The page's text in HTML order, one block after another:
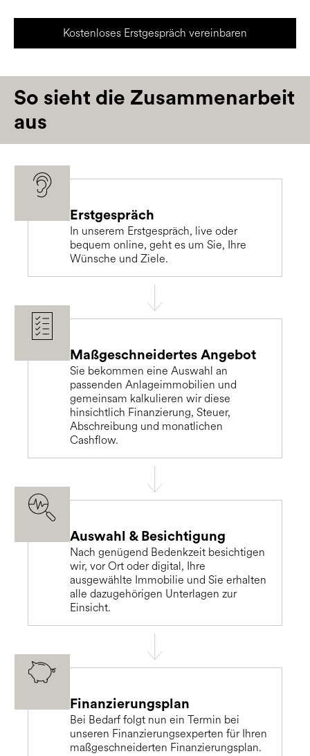
Kostenloses Erstgespräch vereinbaren
So sieht die Zusammenarbeit
aus
Erstgespräch
In unserem Erstgespräch, live oder
bequem online, geht es um Sie, Ihre
Wünsche und Ziele.
Maßgeschneidertes Angebot
Sie bekommen eine Auswahl an
passenden Anlageimmobilien und
gemeinsam kalkulieren wir diese
hinsichtlich Finanzierung, Steuer,
Abschreibung und monatlichen
Cashflow.
Auswahl & Besichtigung
Nach genügend Bedenkzeit besichtigen
wir, vor Ort oder digital, Ihre
ausgewählte Immobilie und Sie erhalten
alle dazugehörigen Unterlagen zur
Einsicht.
Finanzierungsplan
Bei Bedarf folgt nun ein Termin bei
unseren Finanzierungsexperten für Ihren
maßgeschneiderten Finanzierungsplan.